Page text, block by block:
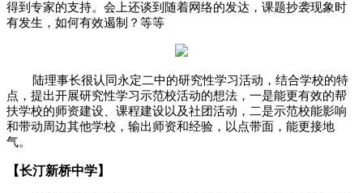
得到专家的支持。会上还谈到随着网络的发达，课题抄袭现象时
有发生，如何有效遏制？等等
陆理事长很认同永定二中的研究性学习活动，结合学校的特
点，提出开展研究性学习示范校活动的想法，一是能更有效的帮
扶学校的师资建设、课程建设以及社团活动，二是示范校能影响
和带动周边其他学校，输出师资和经验，以点带面，能更接地
气。
【长汀新桥中学】